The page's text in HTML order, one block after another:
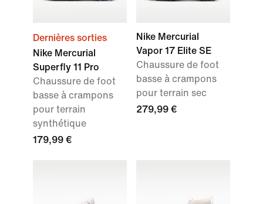
Dernières sorties
Nike Mercurial
Superfly 11 Pro
Chaussure de foot
basse à crampons
pour terrain
synthétique
179,99 €
Nike Mercurial
Vapor 17 Elite SE
Chaussure de foot
basse à crampons
pour terrain sec
279,99 €